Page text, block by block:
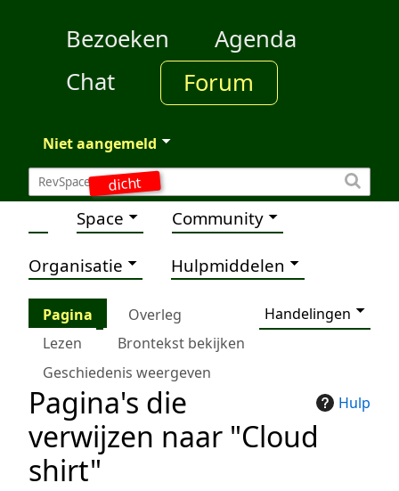
dicht
Bezoeken
Agenda
Chat
Forum
Niet aangemeld
Space Community
Organisatie Hulpmiddelen
Pagina Overleg
Handelingen
Lezen
Brontekst bekijken
Geschiedenis weergeven
Hulp
Pagina's die
verwijzen naar "Cloud
shirt"